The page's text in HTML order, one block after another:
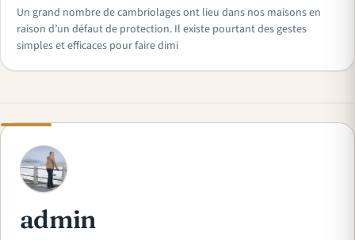
Un grand nombre de cambriolages ont lieu dans nos maisons en
raison d’un défaut de protection. Il existe pourtant des gestes
simples et efficaces pour faire dimi
A
admin